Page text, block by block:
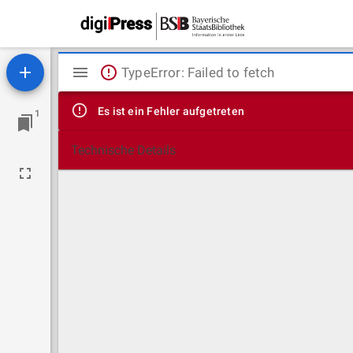
1
Mirador
Viewer
TypeError: Failed to fetch
Es ist ein Fehler aufgetreten
Technische Details